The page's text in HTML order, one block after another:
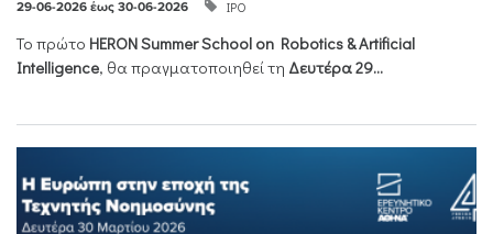
29-06-2026 έως 30-06-2026 ΙΡΟ
Το πρώτο HERONSummerSchool on Robotics &Artificial
Intelligence, θα πραγματοποιηθεί τη Δευτέρα 29...